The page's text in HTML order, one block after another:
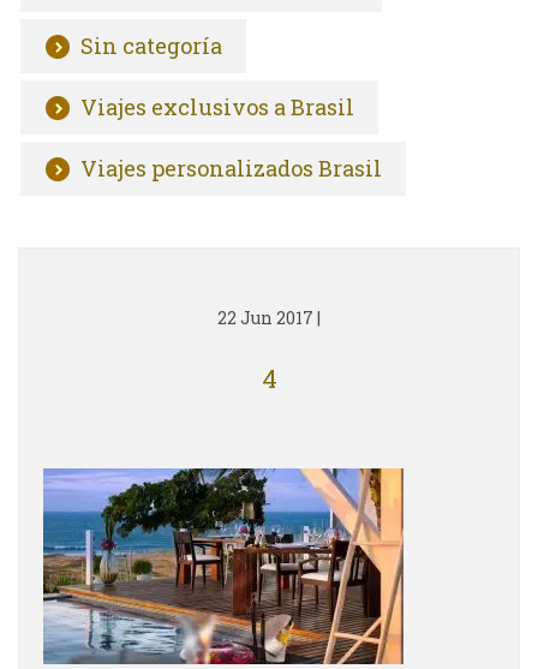
Sin categoría
Viajes exclusivos a Brasil
Viajes personalizados Brasil
22 Jun 2017 |
4